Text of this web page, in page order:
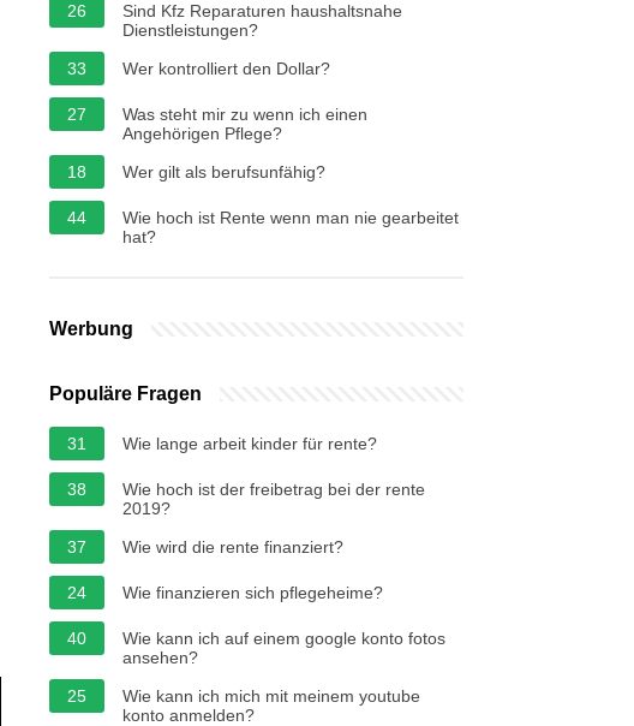
26
Sind Kfz Reparaturen haushaltsnahe
Dienstleistungen?
33
Wer kontrolliert den Dollar?
27
Was steht mir zu wenn ich einen
Angehörigen Pflege?
18
Wer gilt als berufsunfähig?
44
Wie hoch ist Rente wenn man nie gearbeitet
hat?
Werbung
Populäre Fragen
31 Wie lange arbeit kinder für rente?
38
Wie hoch ist der freibetrag bei der rente
2019?
37
Wie wird die rente finanziert?
24 Wie finanzieren sich pflegeheime?
40
Wie kann ich auf einem google konto fotos
ansehen?
25
Wie kann ich mich mit meinem youtube
konto anmelden?